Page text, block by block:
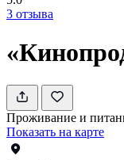
3 отзыва
Проживание и
Показать на карте